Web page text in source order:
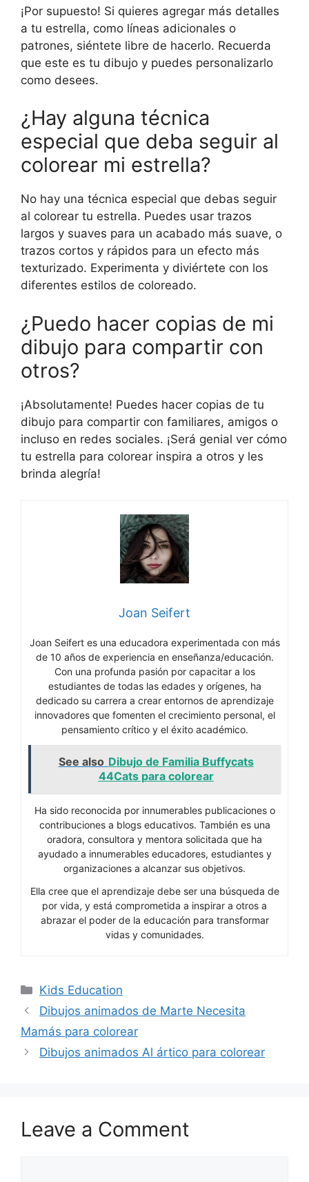
¡Por supuesto! Si quieres agregar más detalles
a tu estrella, como líneas adicionales o
patrones, siéntete libre de hacerlo. Recuerda
que este es tu dibujo y puedes personalizarlo
como desees.
¿Hay alguna técnica
especial que deba seguir al
colorear mi estrella?
No hay una técnica especial que debas seguir
al colorear tu estrella. Puedes usar trazos
largos y suaves para un acabado más suave, o
trazos cortos y rápidos para un efecto más
texturizado. Experimenta y diviértete con los
diferentes estilos de coloreado.
¿Puedo hacer copias de mi
dibujo para compartir con
otros?
¡Absolutamente! Puedes hacer copias de tu
dibujo para compartir con familiares, amigos o
incluso en redes sociales. ¡Será genial ver cómo
tu estrella para colorear inspira a otros y les
brinda alegría!
Joan Seifert
Joan Seifert es una educadora experimentada con más
de 10 años de experiencia en enseñanza/educación.
Con una profunda pasión por capacitar a los
estudiantes de todas las edades y orígenes, ha
dedicado su carrera a crear entornos de aprendizaje
innovadores que fomenten el crecimiento personal, el
pensamiento crítico y el éxito académico.
See also Dibujo de Familia Buffycats
44Cats para colorear
Ha sido reconocida por innumerables publicaciones o
contribuciones a blogs educativos. También es una
oradora, consultora y mentora solicitada que ha
ayudado a innumerables educadores, estudiantes y
organizaciones a alcanzar sus objetivos.
Ella cree que el aprendizaje debe ser una búsqueda de
por vida, y está comprometida a inspirar a otros a
abrazar el poder de la educación para transformar
vidas y comunidades.
Categories
Kids Education
Dibujos animados de Marte Necesita
Mamás para colorear
Dibujos animados Al ártico para colorear
Leave a Comment